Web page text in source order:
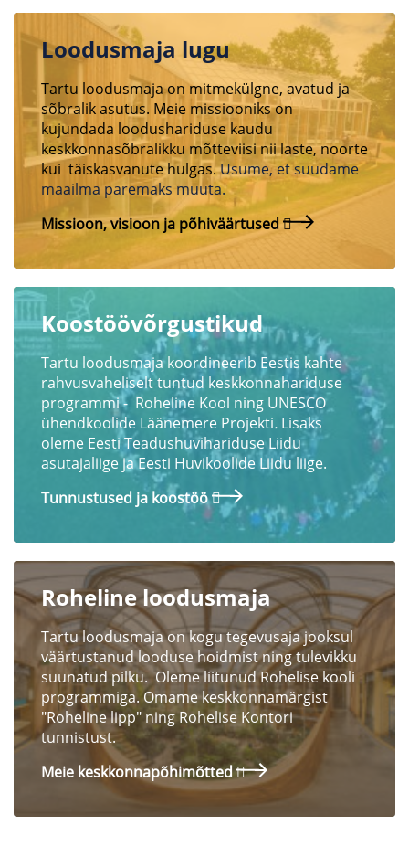
Loodusmaja lugu
Tartu loodusmaja on mitmekülgne, avatud ja
sõbralik asutus. Meie missiooniks on
kujundada loodushariduse kaudu
keskkonnasõbralikku mõtteviisi nii laste, noorte
kui täiskasvanute hulgas.Usume, et suudame
maailma paremaks muuta.
Missioon, visioon ja põhiväärtused
Koostöövõrgustikud
Tartu loodusmaja koordineerib Eestis kahte
rahvusvaheliselt tuntud keskkonnahariduse
programmi - Roheline Kool ning UNESCO
ühendkoolide Läänemere Projekti. Lisaks
oleme Eesti Teadushuvihariduse Liidu
asutajaliige ja Eesti Huvikoolide Liidu liige.
Tunnustused ja koostöö
Roheline loodusmaja
Tartu loodusmaja on kogu tegevusaja jooksul
väärtustanud looduse hoidmist ning tulevikku
suunatud pilku. Oleme liitunud Rohelise kooli
programmiga. Omame keskkonnamärgist
"Roheline lipp" ning Rohelise Kontori
tunnistust.
Meie keskkonnapõhimõtted